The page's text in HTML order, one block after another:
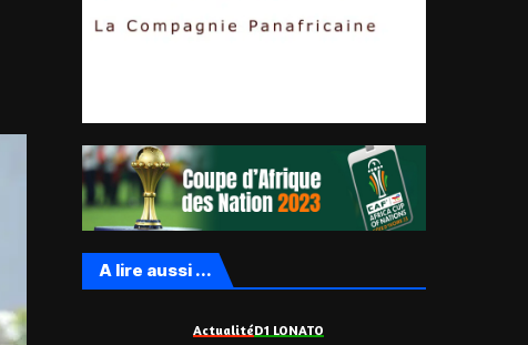
A lire aussi ...
ActualitéD1 LONATO